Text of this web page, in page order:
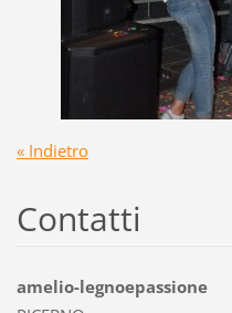
« Indietro
Contatti
amelio-legnoepassione